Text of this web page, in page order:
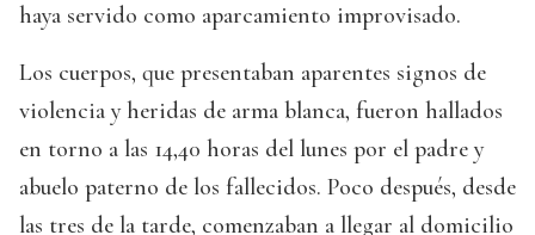
haya servido como aparcamiento improvisado.
Los cuerpos, que presentaban aparentes signos de
violencia y heridas de arma blanca, fueron hallados
en torno a las 14,40 horas del lunes por el padre y
abuelo paterno de los fallecidos. Poco después, desde
las tres de la tarde, comenzaban a llegar al domicilio